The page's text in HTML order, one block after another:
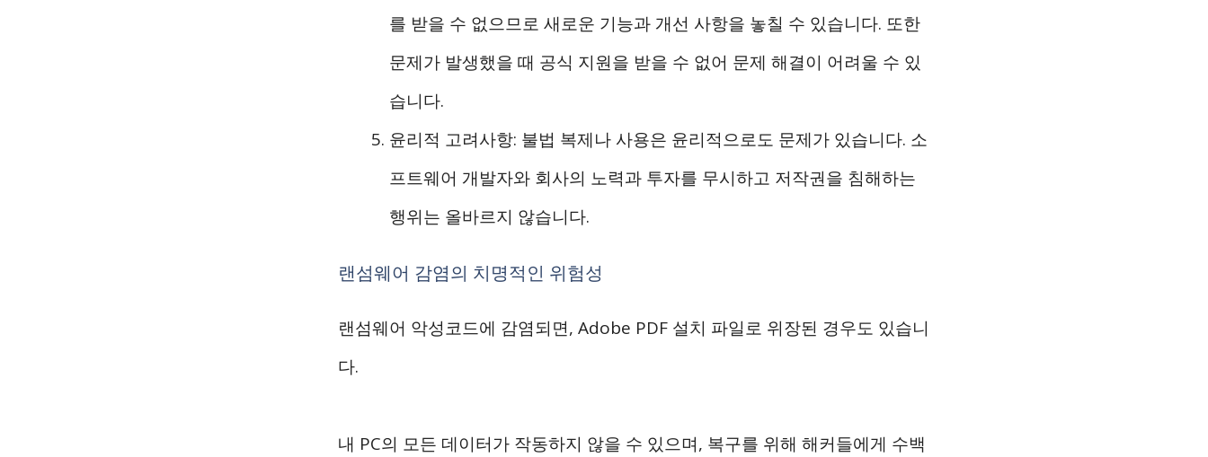
를 받을 수 없으므로 새로운 기능과 개선 사항을 놓칠 수 있습니다. 또한
문제가 발생했을 때 공식 지원을 받을 수 없어 문제 해결이 어려울 수 있
습니다.
윤리적 고려사항: 불법 복제나 사용은 윤리적으로도 문제가 있습니다. 소
프트웨어 개발자와 회사의 노력과 투자를 무시하고 저작권을 침해하는
행위는 올바르지 않습니다.
랜섬웨어 감염의 치명적인 위험성
랜섬웨어 악성코드에 감염되면, Adobe PDF 설치 파일로 위장된 경우도 있습니
다.
내 PC의 모든 데이터가 작동하지 않을 수 있으며, 복구를 위해 해커들에게 수백